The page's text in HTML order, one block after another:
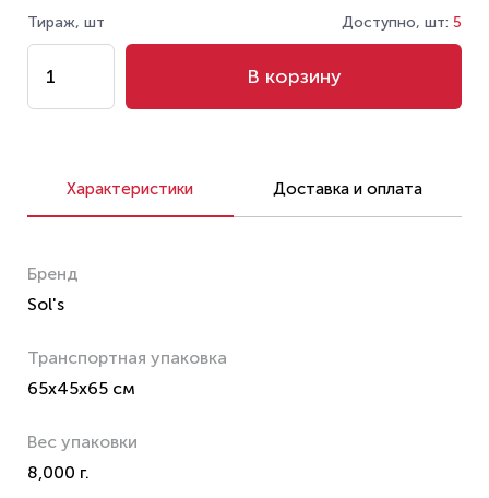
Тираж, шт Доступно, шт: 5
В корзину
Характеристики Доставка и оплата
Бренд
Sol's
Транспортная упаковка
65x45x65 см
Вес упаковки
8,000 г.